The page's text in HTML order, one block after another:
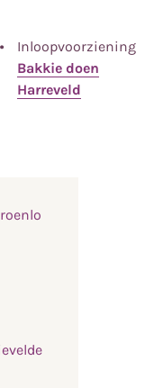
Inloopvoorziening
Bakkie doen
Harreveld